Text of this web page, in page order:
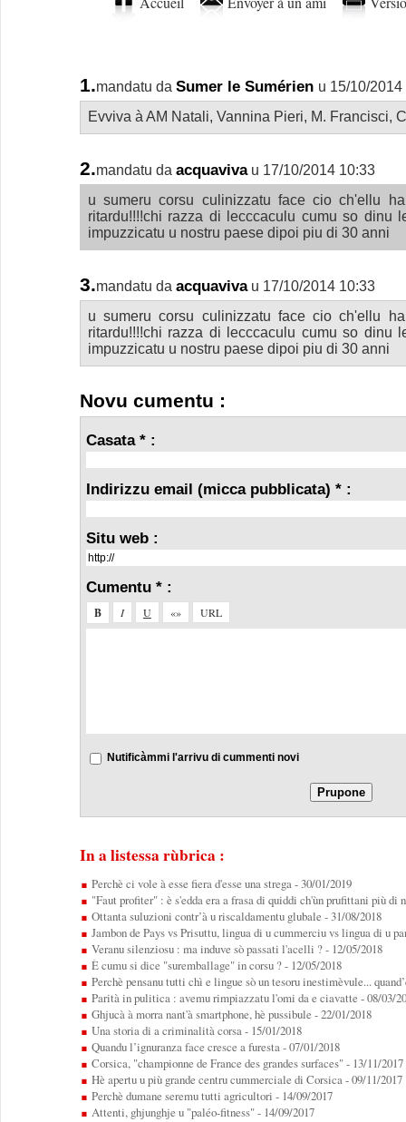
1.mandatu da Sumer le Sumérien u 15/10/2014
Evviva à AM Natali, Vannina Pieri, M. Francisci,
2.mandatu da acquaviva u 17/10/2014 10:33
u sumeru corsu culinizzatu face cio ch'ellu
ritardu!!!!chi razza di lecccaculu cumu so dinu
impuzzicatu u nostru paese dipoi piu di 30 anni
3.mandatu da acquaviva u 17/10/2014 10:33
u sumeru corsu culinizzatu face cio ch'ellu
ritardu!!!!chi razza di lecccaculu cumu so dinu
impuzzicatu u nostru paese dipoi piu di 30 anni
Novu cumentu :
Casata * :
Indirizzu email (micca pubblicata) * :
Situ web :
Cumentu * :
Nutificàmmi l'arrivu di cummenti novi
In a listessa rùbrica :
Perchè ci vole à esse fiera d'esse una strega- 30/01/2019
"Faut profiter" : è s'edda era a frasa di quiddi ch'ùn prufittani più di
Ottanta suluzioni contr’à u riscaldamentu glubale - 31/08/2018
Jambon de Pays vs Prisuttu, lingua di u cummerciu vs lingua di u
Veranu silenziosu : ma induve sò passati l'acelli ?- 12/05/2018
È cumu si dice "suremballage" in corsu ?- 12/05/2018
Perchè pensanu tutti chì e lingue sò un tesoru inestimèvule...
Parità in pulitica : avemu rimpiazzatu l'omi da e ciavatte - 08/03/
Ghjucà à morra nant'à smartphone, hè pussibule - 22/01/2018
Una storia di a criminalità corsa- 15/01/2018
Quandu l’ignuranza face cresce a furesta- 07/01/2018
Corsica, "championne de France des grandes surfaces"- 13/11/2017
Hè apertu u più grande centru cummerciale di Corsica- 09/11/2017
Perchè dumane seremu tutti agricultori - 14/09/2017
Attenti, ghjunghje u "paléo-fitness"- 14/09/2017